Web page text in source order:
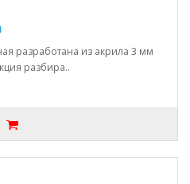
разработана из акрила 3 мм
разбира..